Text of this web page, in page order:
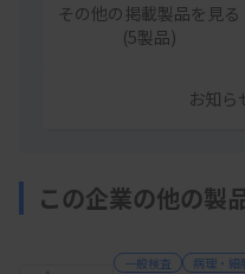
その他の掲載製品を見る
(5製品)
お知ら
この企業の他の製
一般検査 病理・細